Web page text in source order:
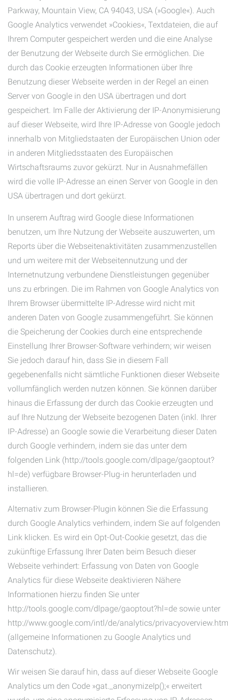
Parkway, Mountain View, CA 94043, USA (»Google«). Auch
Google Analytics verwendet »Cookies«, Textdateien, die auf
Ihrem Computer gespeichert werden und die eine Analyse
der Benutzung der Webseite durch Sie ermöglichen. Die
durch das Cookie erzeugten Informationen über Ihre
Benutzung dieser Webseite werden in der Regel an einen
Server von Google in den USA übertragen und dort
gespeichert. Im Falle der Aktivierung der IP-Anonymisierung
auf dieser Webseite, wird Ihre IP-Adresse von Google jedoch
innerhalb von Mitgliedstaaten der Europäischen Union oder
in anderen Mitgliedsstaaten des Europäischen
Wirtschaftsraums zuvor gekürzt. Nur in Ausnahmefällen
wird die volle IP-Adresse an einen Server von Google in den
USA übertragen und dort gekürzt.
In unserem Auftrag wird Google diese Informationen
benutzen, um Ihre Nutzung der Webseite auszuwerten, um
Reports über die Webseitenaktivitäten zusammenzustellen
und um weitere mit der Webseitennutzung und der
Internetnutzung verbundene Dienstleistungen gegenüber
uns zu erbringen. Die im Rahmen von Google Analytics von
Ihrem Browser übermittelte IP-Adresse wird nicht mit
anderen Daten von Google zusammengeführt. Sie können
die Speicherung der Cookies durch eine entsprechende
Einstellung Ihrer Browser-Software verhindern; wir weisen
Sie jedoch darauf hin, dass Sie in diesem Fall
gegebenenfalls nicht sämtliche Funktionen dieser Webseite
vollumfänglich werden nutzen können. Sie können darüber
hinaus die Erfassung der durch das Cookie erzeugten und
auf Ihre Nutzung der Webseite bezogenen Daten (inkl. Ihrer
IP-Adresse) an Google sowie die Verarbeitung dieser Daten
durch Google verhindern, indem sie das unter dem
folgenden Link (http://tools.google.com/dlpage/gaoptout?
hl=de) verfügbare Browser-Plug-in herunterladen und
installieren.
Alternativ zum Browser-Plugin können Sie die Erfassung
durch Google Analytics verhindern, indem Sie auf folgenden
Link klicken. Es wird ein Opt-Out-Cookie gesetzt, das die
zukünftige Erfassung Ihrer Daten beim Besuch dieser
Webseite verhindert: Erfassung von Daten von Google
Analytics für diese Webseite deaktivieren Nähere
Informationen hierzu finden Sie unter
http://tools.google.com/dlpage/gaoptout?hl=de sowie unter
http://www.google.com/intl/de/analytics/
(allgemeine Informationen zu Google Analytics und
Datenschutz).
Wir weisen Sie darauf hin, dass auf dieser Webseite Google
Analytics um den Code »gat._anonymizeIp();« erweitert